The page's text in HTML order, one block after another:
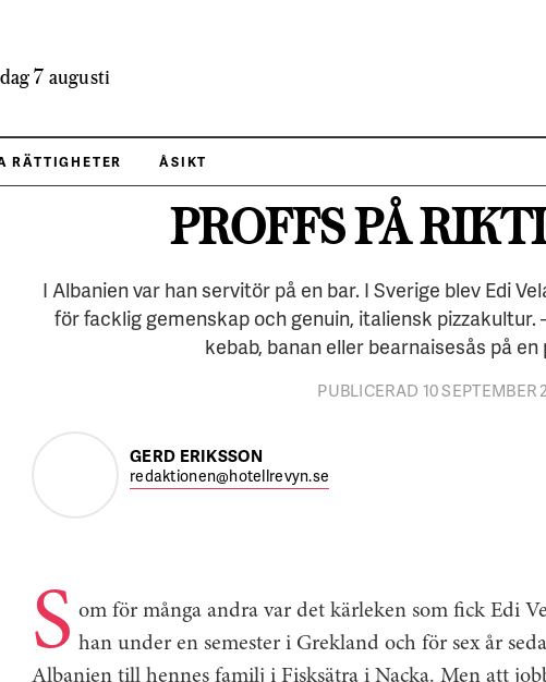
7 augusti
RÄTTIGHETER ÅSIKT
HRF OM VALET PROFFS PÅ
I Albanien var han servitör på en bar. I Sverige blev Edi
för facklig gemenskap och genuin, italiensk pizzakultur.
kebab, banan eller bearnaisesås på en
PUBLICERAD 10 SEPTEMBER
GERD ERIKSSON
redaktionen@hotellrevyn.se
S om för många andra var det kärleken som fick Edi
han under en semester i Grekland och för sex år
Albanien till hennes familj i Fisksätra i Nacka. Men att